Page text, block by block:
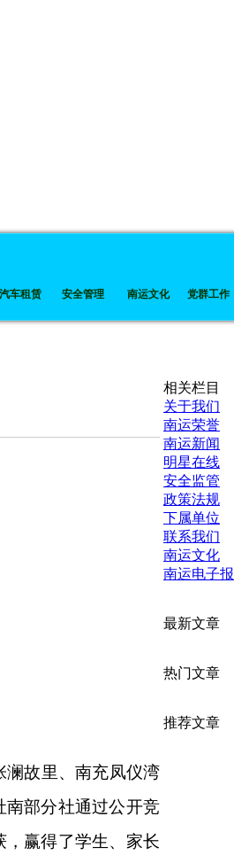
汽车租赁 安全管理 南运文化 党群工作
澜故里、南充凤仪湾
南部分社通过公开竞
赢得了学生、家长
相关栏目
关于我们
南运荣誉
南运新闻
明星在线
安全监管
政策法规
下属单位
联系我们
南运文化
南运电子报
最新文章
热门文章
推荐文章